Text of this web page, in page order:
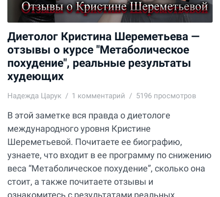
Диетолог Кристина Шереметьева —
отзывы о курсе "Метаболическое
похудение", реальные результаты
худеющих
Надежда Царук 1 комментарий 5196 просмотров
В этой заметке вся правда о диетологе
международного уровня Кристине
Шереметьевой. Почитаете ее биографию,
узнаете, что входит в ее программу по снижению
веса “Метаболическое похудение”, сколько она
стоит, а также почитаете отзывы и
ознакомитесь с результатами реальных